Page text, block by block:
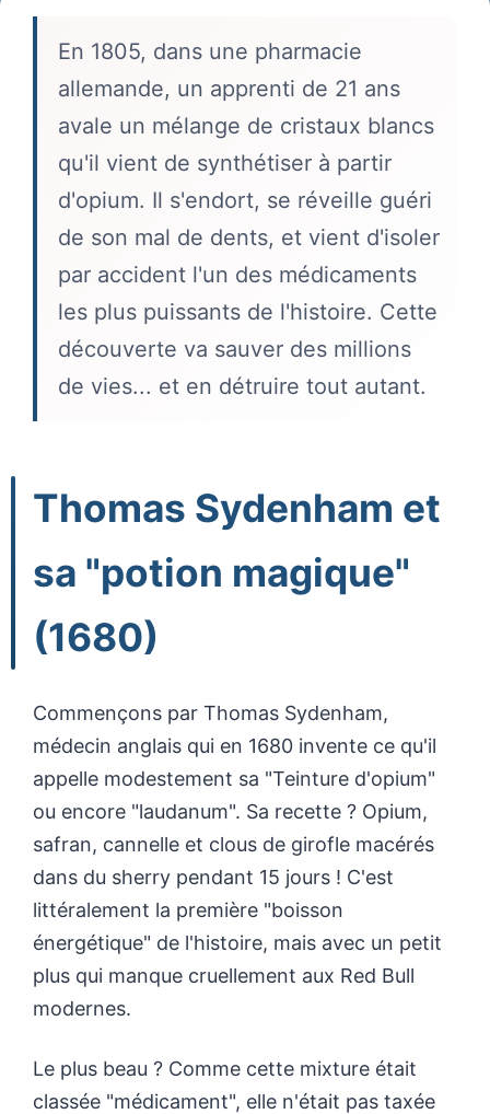
En 1805, dans une pharmacie
allemande, un apprenti de 21 ans
avale un mélange de cristaux blancs
qu'il vient de synthétiser à partir
d'opium. Il s'endort, se réveille guéri
de son mal de dents, et vient d'isoler
par accident l'un des médicaments
les plus puissants de l'histoire. Cette
découverte va sauver des millions
de vies... et en détruire tout autant.
Thomas Sydenham et
sa "potion magique"
(1680)
Commençons par Thomas Sydenham,
médecin anglais qui en 1680 invente ce qu'il
appelle modestement sa "Teinture d'opium"
ou encore "laudanum". Sa recette ? Opium,
safran, cannelle et clous de girofle macérés
dans du sherry pendant 15 jours ! C'est
littéralement la première "boisson
énergétique" de l'histoire, mais avec un petit
plus qui manque cruellement aux Red Bull
modernes.
Le plus beau ? Comme cette mixture était
classée "médicament", elle n'était pas taxée